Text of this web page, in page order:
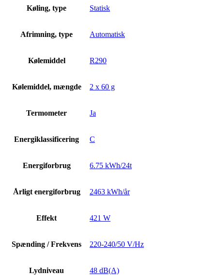
Køling, type Statisk
Afrimning, type Automatisk
Kølemiddel R290
Kølemiddel, mængde 2 x 60 g
Termometer Ja
Energiklassificering C
Energiforbrug 6.75 kWh/24t
Årligt energiforbrug 2463 kWh/år
Effekt 421 W
Spænding / Frekvens 220-240/50 V/Hz
Lydniveau 48 dB(A)